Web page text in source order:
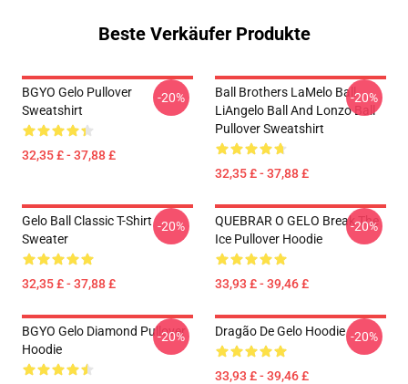
Beste Verkäufer Produkte
BGYO Gelo Pullover
Sweatshirt
32,35 £ - 37,88 £
-20%
Ball Brothers LaMelo Ball
LiAngelo Ball And Lonzo Ball
Pullover Sweatshirt
32,35 £ - 37,88 £
-20%
Gelo Ball Classic T-Shirt
Sweater
32,35 £ - 37,88 £
-20%
QUEBRAR O GELO Break The
Ice Pullover Hoodie
33,93 £ - 39,46 £
-20%
BGYO Gelo Diamond Pullover
Hoodie
-20% Dragão De Gelo Hoodie
33,93 £ - 39,46 £
-20%